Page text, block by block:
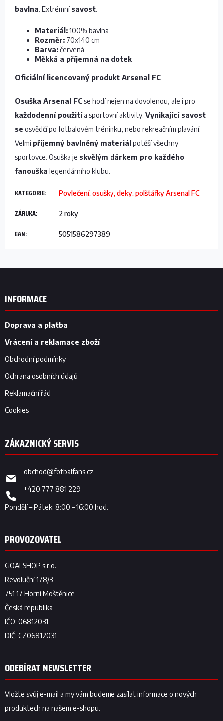
bavlna. Extrémnísavost.
Materiál:100% bavlna
Rozměr: 70x140 cm
Barva:červená
Měkká a příjemná na dotek
Oficiální licencovaný produkt Arsenal FC
Osuška Arsenal FCse hodí nejen na dovolenou, ale i pro
každodenní použitía sportovní aktivity. Vynikající savost
se osvědčí po fotbalovém tréninku, nebo rekreačním plavání.
Velmi příjemný bavlněný materiál potěší všechny
sportovce. Osuška je skvělým dárkem pro každého
fanouška legendárního klubu.
KATEGORIE: Povlečení, osušky, deky, polštářky Arsenal FC
ZÁRUKA: 2 roky
EAN: 5051586297389
Z
INFORMACE
Doprava a platba
Vrácení a reklamace zboží
Obchodní podmínky
Ochrana osobních údajů
Reklamační řád
Cookies
obchod@fotbalfans.cz
+420 777 881 229
ODEBÍRAT NEWSLETTER
Vložte svůj e-mail a my vám budeme zasílat informace o nových
produktech na našem e-shopu.